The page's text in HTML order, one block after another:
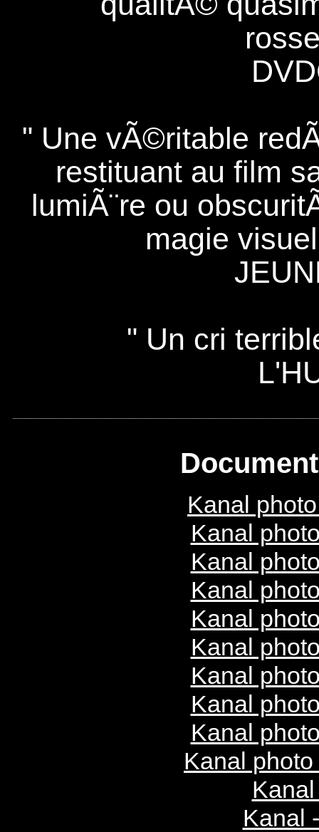
" Une vÃ©ritable
restituant au film
lumiÃ¨re ou
magie
" Un cri
Kanal
Kanal
Kanal
Kanal
Kanal
Kanal
Kanal
Kanal
Kanal
Kanal
Kanal